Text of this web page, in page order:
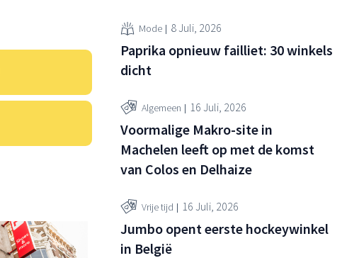
Mode 8 Juli, 2026
Paprika opnieuw failliet: 30 winkels
dicht
Algemeen 16 Juli, 2026
Voormalige Makro-site in
Machelen leeft op met de komst
van Colos en Delhaize
Vrije tijd 16 Juli, 2026
Jumbo opent eerste hockeywinkel
in België